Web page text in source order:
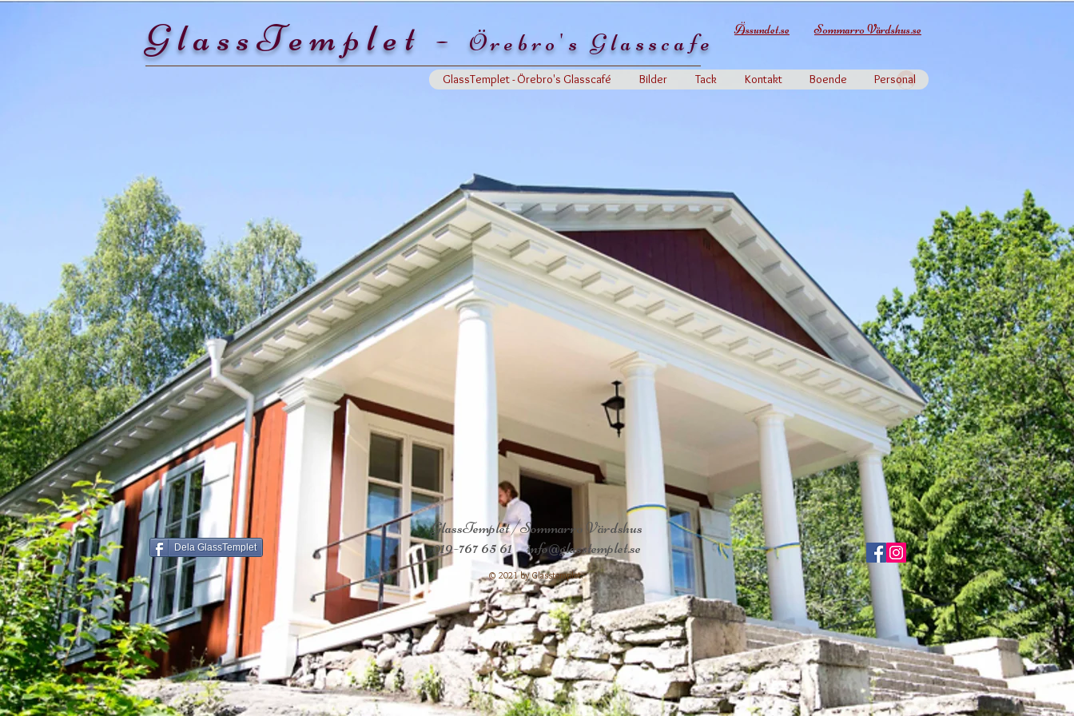
GlassTemplet -Örebro's Glasscafe Sommarro Värdshus.se
GlassTemplet - Örebro's Glasscafé Bilder Tack Kontakt Boende Personal
Ässundet.se
GlassTemplet /Sommarro Värdshus
019-767 65 61 info@glasstemplet.se
Dela GlassTemplet
© 2021 by Glasstemplet.